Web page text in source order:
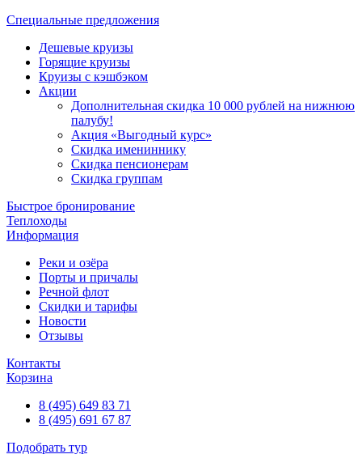
Специальные предложения
Дешевые круизы
Горящие круизы
Круизы с кэшбэком
Акции
Дополнительная скидка 10 000 рублей на нижнюю
палубу!
Акция «Выгодный курс»
Скидка имениннику
Скидка пенсионерам
Скидка группам
Быстрое бронирование
Теплоходы
Информация
Реки и озёра
Порты и причалы
Речной флот
Скидки и тарифы
Новости
Отзывы
Контакты
Корзина
8 (495) 649 83 71
8 (495) 691 67 87
Подобрать тур